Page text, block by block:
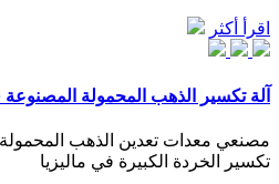
اقرأ أكثر
آلة تكسير الذهب المحمولة المصنوعة
تكسير الخردة الكبيرة في ماليزيا